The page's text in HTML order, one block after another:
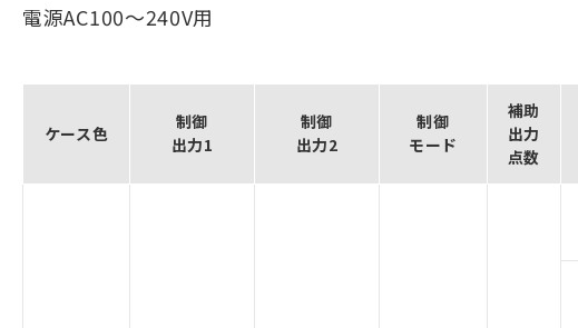
電源AC100～240V用
ケース色
制御
出力1
制御
出力2
制御
モード
補助
出力
点数